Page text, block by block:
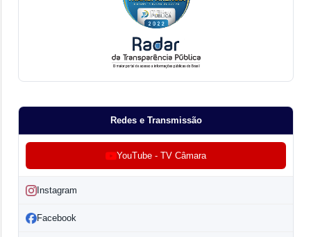
Redes e Transmissão
YouTube - TV Câmara
Instagram
Facebook